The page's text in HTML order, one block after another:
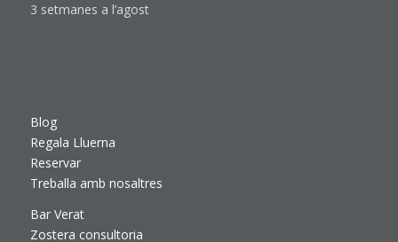
3 setmanes a l’agost
Blog
Regala Lluerna
Reservar
Treballa amb nosaltres
Bar Verat
Zostera consultoria